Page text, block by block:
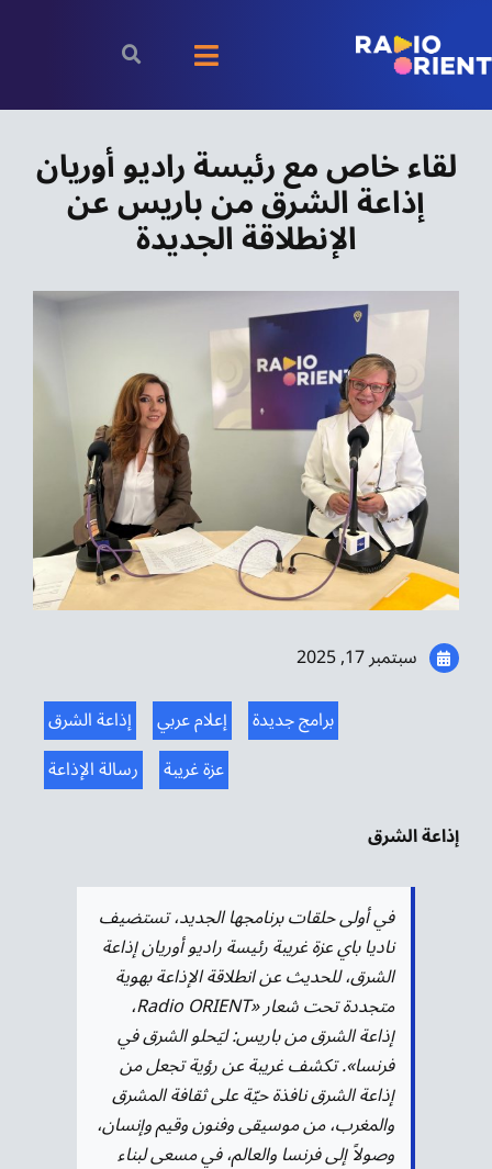
content
Toggle
Navigation
بودكاست
رياضة
مقالات
موسيقى الشرق
من نحن
لقاء خاص مع رئيسة راديو أوريان
إذاعة الشرق من باريس عن
الإنطلاقة الجديدة
سبتمبر 17, 2025
إذاعة الشرق
إعلام عربي
برامج جديدة
رسالة الإذاعة
عزة غريبة
إذاعة الشرق
في أولى حلقات برنامجها الجديد، تستضيف
ناديا باي عزة غريبة رئيسة راديو أوريان إذاعة
الشرق، للحديث عن انطلاقة الإذاعة بهوية
متجددة تحت شعار «Radio ORIENT،
إذاعة الشرق من باريس: ليَحلو الشرق في
فرنسا». تكشف غريبة عن رؤية تجعل من
إذاعة الشرق نافذة حيّة على ثقافة المشرق
والمغرب، من موسيقى وفنون وقيم وإنسان،
وصولاً إلى فرنسا والعالم، في مسعى لبناء